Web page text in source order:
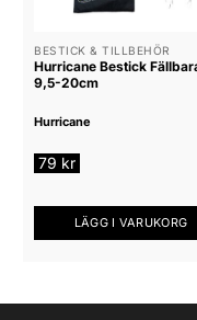
BESTICK & TILLBEHÖR
Hurricane Bestick
9,5-20cm
Hurricane
79 kr
LÄGG I VARUKORG